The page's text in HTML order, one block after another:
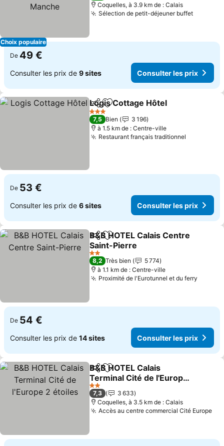
Choix populaire
Coquelles, à 3.9 km de : Calais
Sélection de petit-déjeuner buffet
De 49 €
Consulter les prix de 9 sites Consulter les prix
PartagerAjouter à mes favoris
Logis Cottage Hôtel
3 Étoiles
7,5 Bien
3 196
à 1.5 km de : Centre-ville
Restaurant français traditionnel
De 53 €
Consulter les prix de 6 sites Consulter les prix
PartagerAjouter à mes favoris
B&B HOTEL Calais Centre
Saint-Pierre
2 Étoiles
8,2 Très bien
5 774
à 1.1 km de : Centre-ville
Proximité de l'Eurotunnel et du ferry
De 54 €
Consulter les prix de 14 sites Consulter les prix
PartagerAjouter à mes favoris
B&B HOTEL Calais
Terminal Cité de l'Europe
2 étoiles
2 Étoiles
7,3
3 633
Coquelles, à 3.5 km de : Calais
Accès au centre commercial Cité Europe